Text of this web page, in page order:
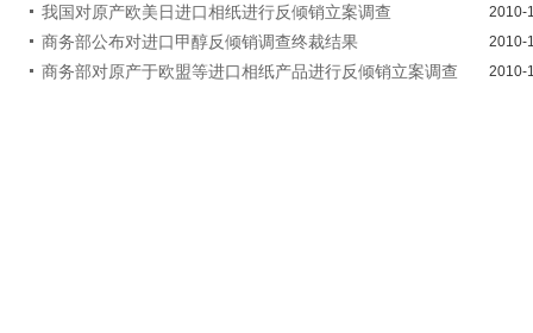
我国对原产欧美日进口相纸进行反倾销立案调查 2010-
商务部公布对进口甲醇反倾销调查终裁结果 2010-
商务部对原产于欧盟等进口相纸产品进行反倾销立案调查 2010-